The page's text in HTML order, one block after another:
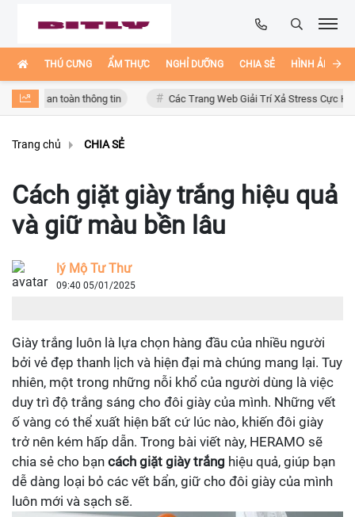
THÚ CƯNG ẨM THỰC NGHỈ DƯỠNG CHIA SẺ HÌNH ẢNH
an toàn thông tin Các Trang Web Giải Trí Xả Stress Cực Hay Ho
Trang chủ CHIA SẺ
Cách giặt giày trắng hiệu quả
và giữ màu bền lâu
lý Mộ Tư Thư
09:40 05/01/2025
Giày trắng luôn là lựa chọn hàng đầu của nhiều người
bởi vẻ đẹp thanh lịch và hiện đại mà chúng mang lại. Tuy
nhiên, một trong những nỗi khổ của người dùng là việc
duy trì độ trắng sáng cho đôi giày của mình. Những vết
ố vàng có thể xuất hiện bất cứ lúc nào, khiến đôi giày
trở nên kém hấp dẫn. Trong bài viết này, HERAMO sẽ
chia sẻ cho bạn cách giặt giày trắng hiệu quả, giúp bạn
dễ dàng loại bỏ các vết bẩn, giữ cho đôi giày của mình
luôn mới và sạch sẽ.